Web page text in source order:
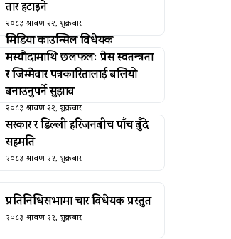
तार हटाइने
२०८३ श्रावण २२, शुक्रबार
मिडिया काउन्सिल विधेयक
मस्यौदामाथि छलफलः प्रेस स्वतन्त्रता
र जिम्मेवार पत्रकारितालाई बलियो
बनाउनुपर्ने सुझाव
२०८३ श्रावण २२, शुक्रबार
सरकार र डिल्ली हरिजनबीच पाँच बुँदे
सहमति
२०८३ श्रावण २२, शुक्रबार
प्रतिनिधिसभामा चार विधेयक प्रस्तुत
२०८३ श्रावण २२, शुक्रबार